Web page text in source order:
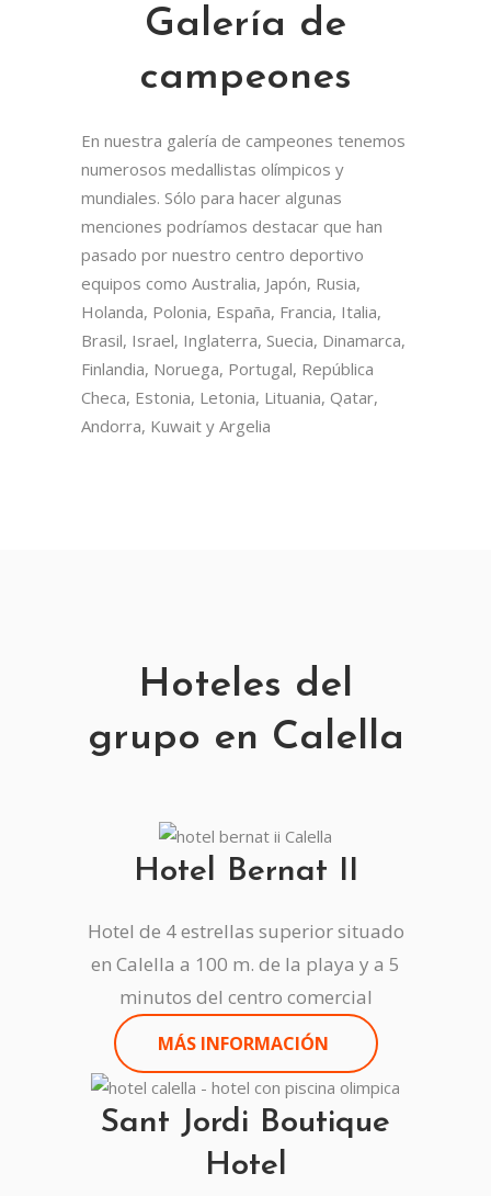
Galería de
campeones
En nuestra galería de campeones tenemos
numerosos medallistas olímpicos y
mundiales. Sólo para hacer algunas
menciones podríamos destacar que han
pasado por nuestro centro deportivo
equipos como Australia, Japón, Rusia,
Holanda, Polonia, España, Francia, Italia,
Brasil, Israel, Inglaterra, Suecia, Dinamarca,
Finlandia, Noruega, Portugal, República
Checa, Estonia, Letonia, Lituania, Qatar,
Andorra, Kuwait y Argelia
Hoteles del
grupo en Calella
Hotel Bernat II
Hotel de 4 estrellas superior situado
en Calella a 100 m. de la playa y a 5
minutos del centro comercial
MÁS INFORMACIÓN
Sant Jordi Boutique
Hotel